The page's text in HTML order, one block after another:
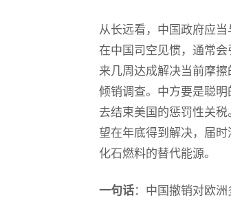
从长远看，中国政府应
在中国司空见惯，通常
来几周达成解决当前摩
倾销调查。中方要是聪
去结束美国的惩罚性关
望在年底得到解决，届
化石燃料的替代能源。
一句话：中国撤销对欧